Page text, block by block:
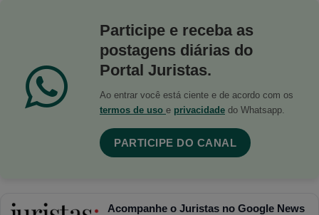
Participe e receba as
postagens diárias do
Portal Juristas.
Ao entrar você está ciente e de acordo com os
termos de uso e privacidade do Whatsapp.
PARTICIPE DO CANAL
Acompanhe o Juristas no Google News